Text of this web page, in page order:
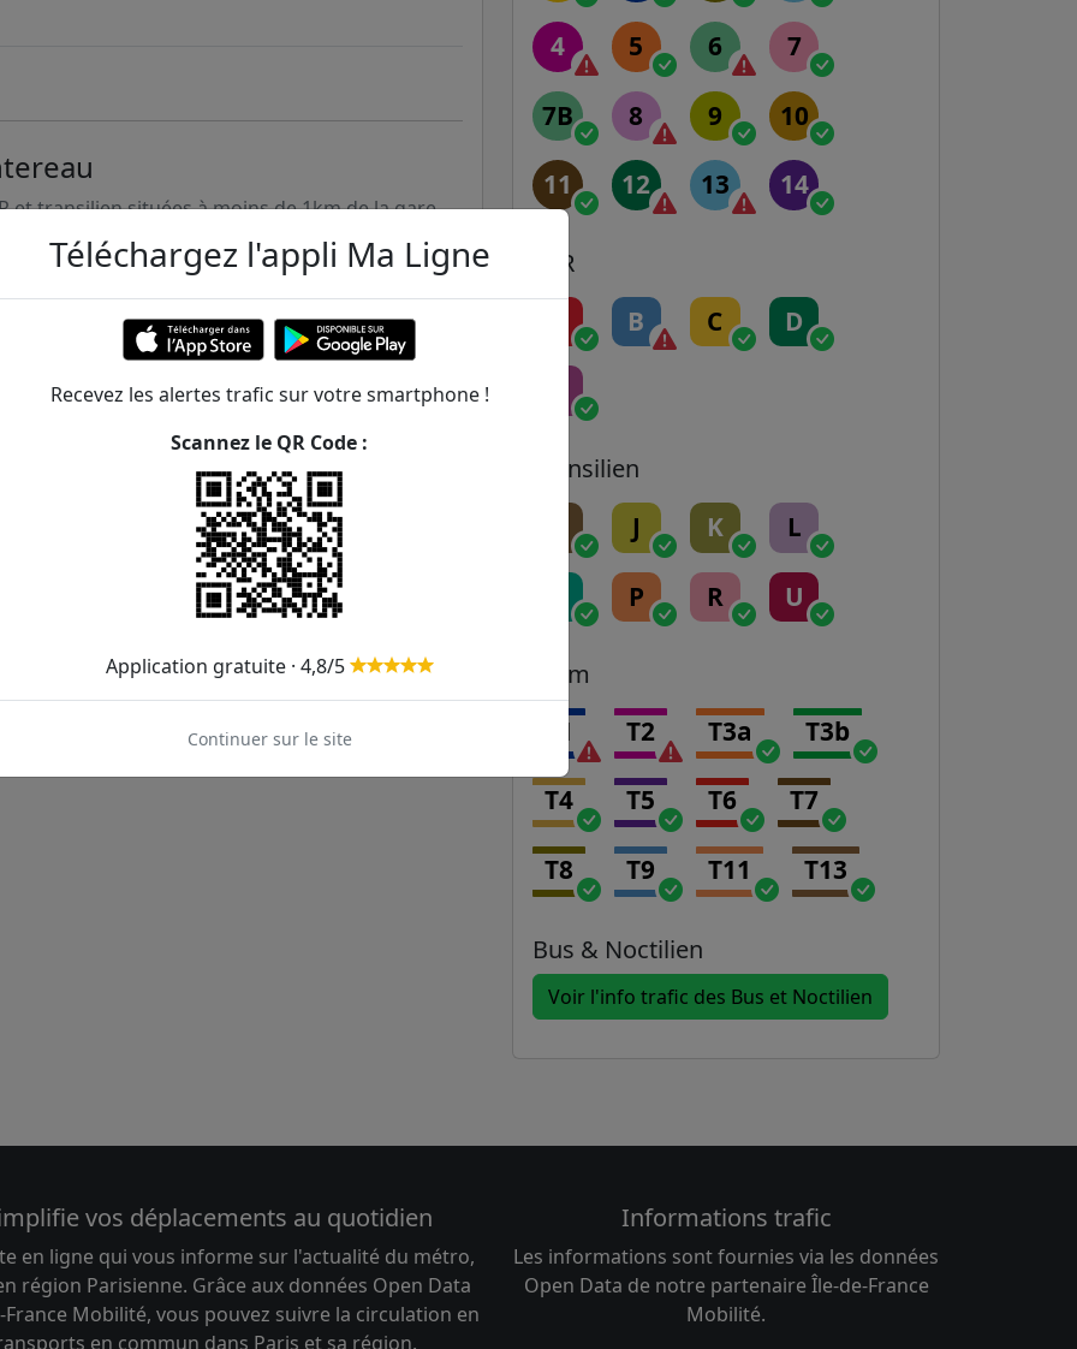
et transilien situées à moins de 1km de la gare
4 5 6 7
7B 8 9 10
11 12 13 14
RER
B C D
Transilien
J K L
P R U
Tram
T1 T2 T3a T3b
T4 T5 T6 T7
T8 T9 T11 T13
Bus & Noctilien
Voir l'info trafic des Bus et Noctilien
vos déplacements au quotidien
en ligne qui vous informe sur l'actualité du métro,
région Parisienne. Grâce aux données Open Data
Mobilité, vous pouvez suivre la circulation en
en commun dans Paris et sa région.
Informations trafic
Les informations sont fournies via les données
Open Data de notre partenaire Île-de-France
Mobilité.
Téléchargez l'appli Ma Ligne
Recevez les alertes trafic sur votre smartphone !
Scannez le QR Code :
Application gratuite · 4,8/5
Continuer sur le site